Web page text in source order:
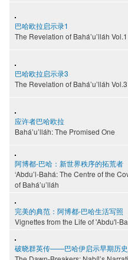
巴哈欧拉启示录1
The Revelation of Bahá’u’lláh Vol.1
巴哈欧拉启示录3
The Revelation of Bahá’u’lláh Vol.3
应许者巴哈欧拉
Bahá’u’lláh: The Promised One
阿博都-巴哈：新世界秩序的拓荒者
‘Abdu’l-Bahá: The Centre of the
of Bahá’u’lláh
完美的典范：阿博都-巴哈生活写照
Vignettes from the Life of 'Abdu'l-
破晓群英传——巴哈伊启示早期历